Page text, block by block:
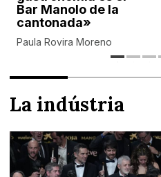
Bar Manolo de la
cantonada»
Paula Rovira Moreno
La indústria